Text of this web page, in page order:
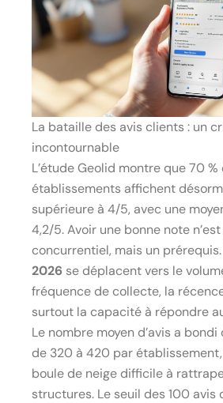
La bataille des avis clients : un
incontournable
L’étude Geolid montre que 70 %
établissements affichent
supérieure à 4/5, avec une
4,2/5. Avoir une bonne note
concurrentiel, mais un
2026 se déplacent vers le
fréquence de collecte, la
surtout la capacité à répondre
Le nombre moyen d’avis a bondi
de 320 à 420 par
boule de neige difficile à
structures. Le seuil des 100 avis